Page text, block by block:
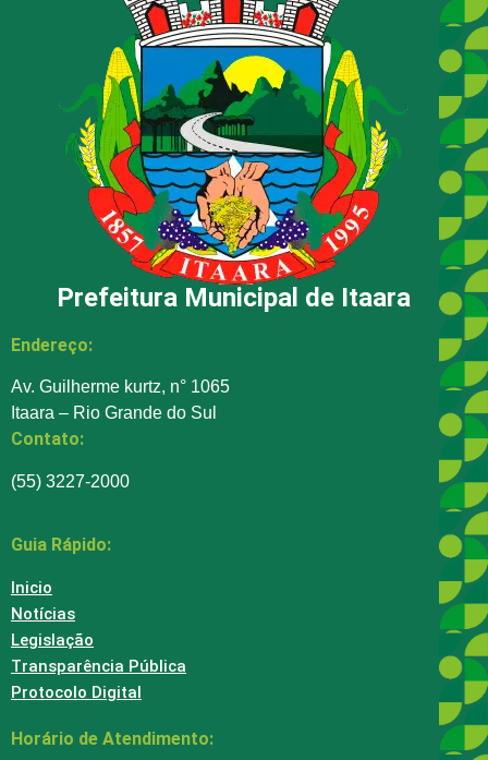
Prefeitura Municipal de Itaara
Endereço:
Av. Guilherme kurtz, n° 1065
Itaara – Rio Grande do Sul
Contato:
(55) 3227-2000
Guia Rápido:
Inicio
Notícias
Legislação
Transparência Pública
Protocolo Digital
Horário de Atendimento: